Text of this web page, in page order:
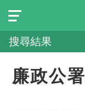
搜尋結果
廉政公署